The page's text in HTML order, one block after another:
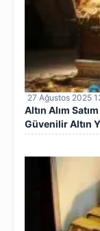
27 Ağustos 2025
Altın Alım
Güvenilir Altın